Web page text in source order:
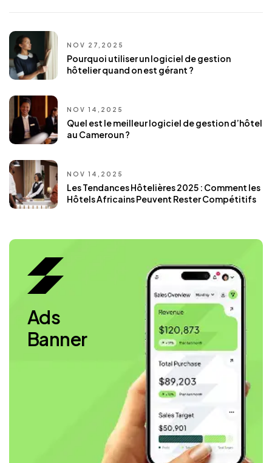
NOV 27,2025
Pourquoi utiliser un logiciel de gestion
hôtelier quand on est gérant ?
NOV 14,2025
Quel est le meilleur logiciel de gestion d’hôtel
au Cameroun ?
NOV 14,2025
Les Tendances Hôtelières 2025 : Comment les
Hôtels Africains Peuvent Rester Compétitifs
Ads
Banner